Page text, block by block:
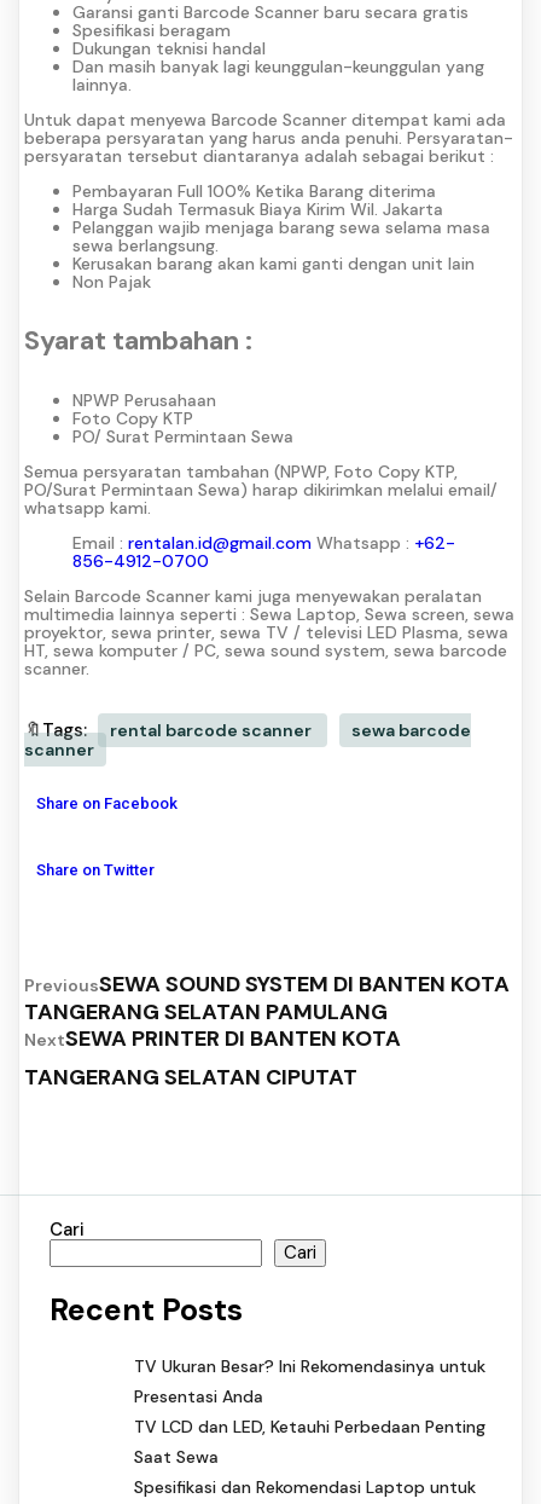
Garansi ganti Barcode Scanner baru secara gratis
Spesifikasi beragam
Dukungan teknisi handal
Dan masih banyak lagi keunggulan-keunggulan yang
lainnya.
Untuk dapat menyewa Barcode Scanner ditempat kami ada
beberapa persyaratan yang harus anda penuhi. Persyaratan-
persyaratan tersebut diantaranya adalah sebagai berikut :
Pembayaran Full 100% Ketika Barang diterima
Harga Sudah Termasuk Biaya Kirim Wil. Jakarta
Pelanggan wajib menjaga barang sewa selama masa
sewa berlangsung.
Kerusakan barang akan kami ganti dengan unit lain
Non Pajak
Syarat tambahan :
NPWP Perusahaan
Foto Copy KTP
PO/ Surat Permintaan Sewa
Semua persyaratan tambahan (NPWP, Foto Copy KTP,
PO/Surat Permintaan Sewa) harap dikirimkan melalui email/
whatsapp kami.
Email : rentalan.id@gmail.com Whatsapp : +62-
856-4912-0700
Selain Barcode Scanner kami juga menyewakan peralatan
multimedia lainnya seperti : Sewa Laptop, Sewa screen, sewa
proyektor, sewa printer, sewa TV / televisi LED Plasma, sewa
HT, sewa komputer / PC, sewa sound system, sewa barcode
scanner.
🔖Tags: rental barcode scanner
sewa barcode
scanner
Share on Facebook
Share on Twitter
PreviousSEWA SOUND SYSTEM DI BANTEN KOTA
TANGERANG SELATAN PAMULANG
NextSEWA PRINTER DI BANTEN KOTA
TANGERANG SELATAN CIPUTAT
Cari
Cari
Recent Posts
TV Ukuran Besar? Ini Rekomendasinya untuk
Presentasi Anda
TV LCD dan LED, Ketauhi Perbedaan Penting
Saat Sewa
Spesifikasi dan Rekomendasi Laptop untuk